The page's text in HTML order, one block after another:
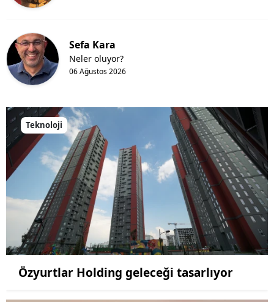
Sefa Kara
06 Ağustos 2026
Neler oluyor?
Teknoloji
Özyurtlar Holding geleceği tasarlıyor